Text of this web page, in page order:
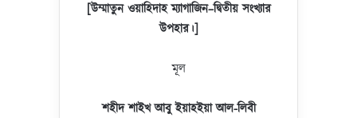
[উম্মাতুন ওয়াহিদাহ ম্যাগাজিন–দ্বিতীয় সংখ্যার
উপহার।]
মূল
শহীদ শাইখ আবু ইয়াহইয়া আল-লিবী